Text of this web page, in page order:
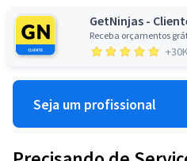
GetNinjas -
Receba orçamentos
+30K
Seja um profissional